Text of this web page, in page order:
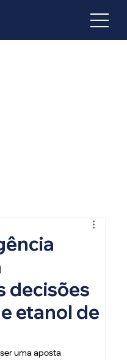
decisões
etanol de
uma aposta